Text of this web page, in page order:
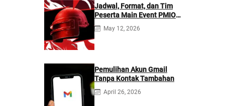
Jadwal, Format, dan Tim
Peserta Main Event PMIO
2026
May 12, 2026
Pemulihan Akun Gmail
Tanpa Kontak Tambahan
April 26, 2026